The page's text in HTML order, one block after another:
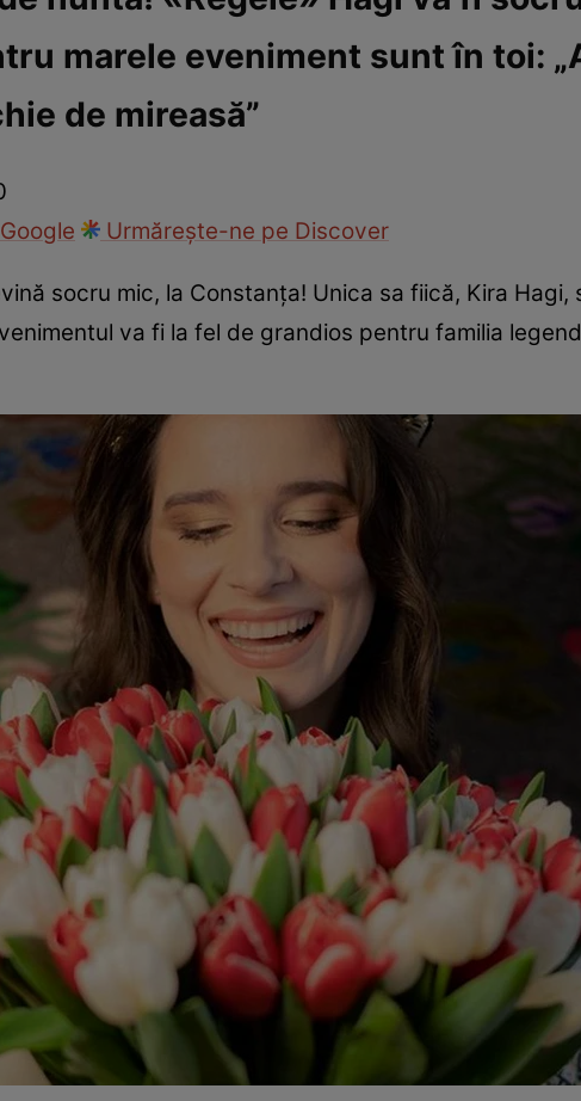
Click!
marele eveniment sunt în toi:
de mireasă”
Urmărește-ne pe Discover
socru mic, la Constanţa! Unica sa fiică, Kira Hagi,
va fi la fel de grandios pentru familia